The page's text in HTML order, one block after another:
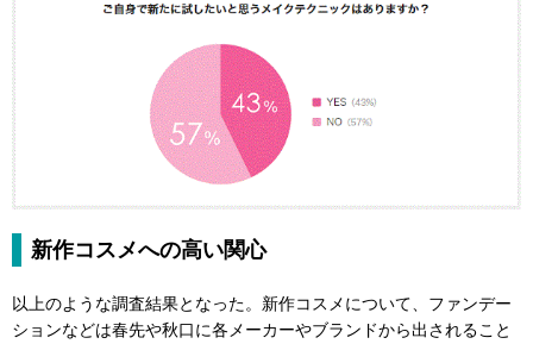
新作コスメへの高い関心
以上のような調査結果となった。新作コスメについて、ファンデー
ションなどは春先や秋口に各メーカーやブランドから出されること